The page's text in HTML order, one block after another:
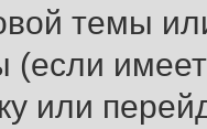
темы
или